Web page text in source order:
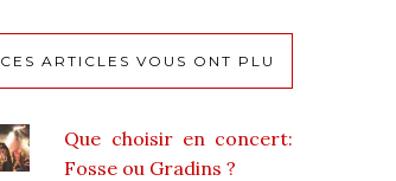
CES ARTICLES VOUS ONT PLU
Que choisir en concert:
Fosse ou Gradins ?